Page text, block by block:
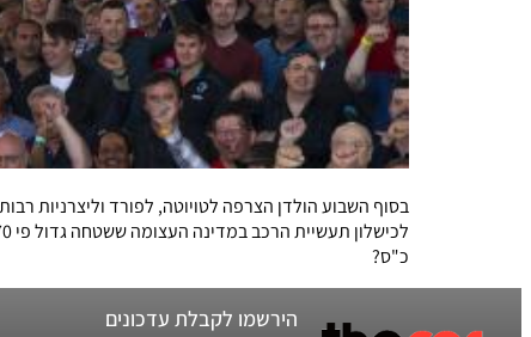
בסוף השבוע הולדן הצרפה לטויוטה, לפורד
כ"ס?
הירשמו לקבלת עדכונים